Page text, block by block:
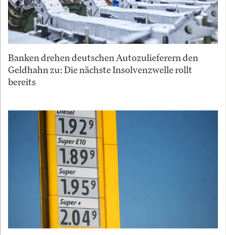
Banken drehen deutschen Autozulieferern den
Geldhahn zu: Die nächste Insolvenzwelle rollt
bereits